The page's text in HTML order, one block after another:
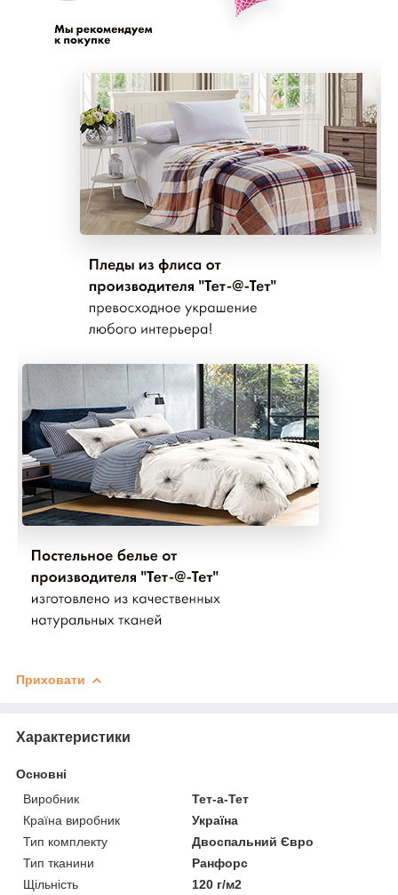
Приховати
Характеристики
Основні
Виробник
Тет-а-Тет
Країна виробник
Україна
Тип комплекту
Двоспальний Євро
Тип тканини
Ранфорс
Щільність
120 г/м2